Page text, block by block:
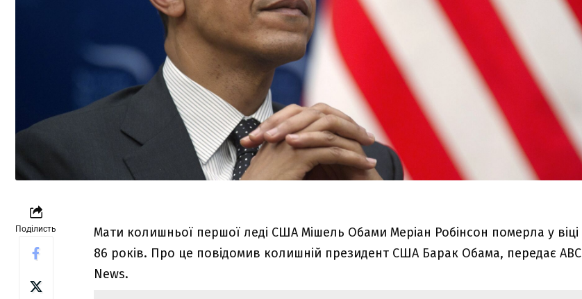
Поділисть
Мати колишньої першої леді США Мішель Обами Меріан Робінсон померла у віці
86 років. Про це повідомив колишній президент США Барак Обама, передає ABC
News.